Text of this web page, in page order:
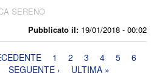
Pubblicato il: 19/01/2018 - 00:02
SERENO
1 2 3 4 5
6
SEGUENTE › ULTIMA »